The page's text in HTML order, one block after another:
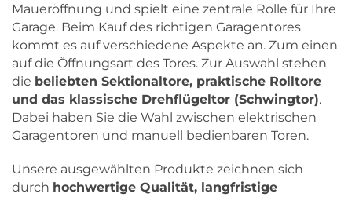
Maueröffnung und spielt eine zentrale Rolle für Ihre
Garage. Beim Kauf des richtigen Garagentores
kommt es auf verschiedene Aspekte an. Zum einen
auf die Öffnungsart des Tores. Zur Auswahl stehen
die beliebten Sektionaltore, praktische Rolltore
und das klassische Drehflügeltor (Schwingtor).
Dabei haben Sie die Wahl zwischen elektrischen
Garagentoren und manuell bedienbaren Toren.
Unsere ausgewählten Produkte zeichnen sich
durch hochwertige Qualität, langfristige